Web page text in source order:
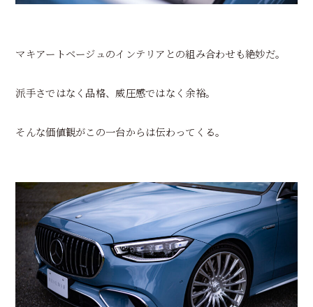
マキアートベージュのインテリアとの組み合わせも絶妙だ。
派手さではなく品格、威圧感ではなく余裕。
そんな価値観がこの一台からは伝わってくる。